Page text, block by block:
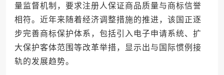
量监督机制，要求注册人保证商品质量与商标信誉
相符。近年来随着经济调整措施的推进，该国正逐
步完善商标保护体系，包括引入电子申请系统、扩
大保护客体范围等改革举措，显示出与国际惯例接
轨的发展趋势。